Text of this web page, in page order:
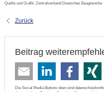
Quelle und Grafik: Zentralverband Deutsches Baugewerbe
Zurück
Beitrag
Die Social Media Buttons oben sind